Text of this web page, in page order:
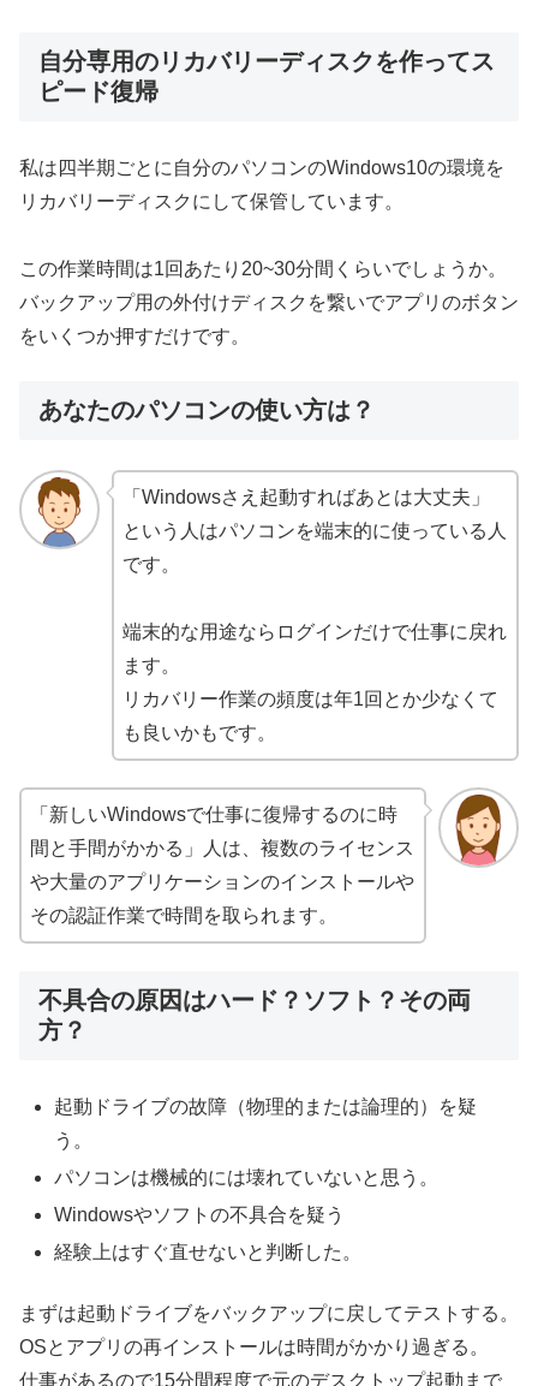
自分専用のリカバリーディスクを作ってス
ピード復帰
私は四半期ごとに自分のパソコンのWindows10の環境を
リカバリーディスクにして保管しています。
この作業時間は1回あたり20~30分間くらいでしょうか。
バックアップ用の外付けディスクを繋いでアプリのボタン
をいくつか押すだけです。
あなたのパソコンの使い方は？
「Windowsさえ起動すればあとは大丈夫」
という人はパソコンを端末的に使っている人
です。
端末的な用途ならログインだけで仕事に戻れ
ます。
リカバリー作業の頻度は年1回とか少なくて
も良いかもです。
「新しいWindowsで仕事に復帰するのに時
間と手間がかかる」人は、複数のライセンス
や大量のアプリケーションのインストールや
その認証作業で時間を取られます。
不具合の原因はハード？ソフト？その両
方？
起動ドライブの故障（物理的または論理的）を疑
う。
パソコンは機械的には壊れていないと思う。
Windowsやソフトの不具合を疑う
経験上はすぐ直せないと判断した。
まずは起動ドライブをバックアップに戻してテストする。
OSとアプリの再インストールは時間がかかり過ぎる。
仕事があるので15分間程度で元のデスクトップ起動まで